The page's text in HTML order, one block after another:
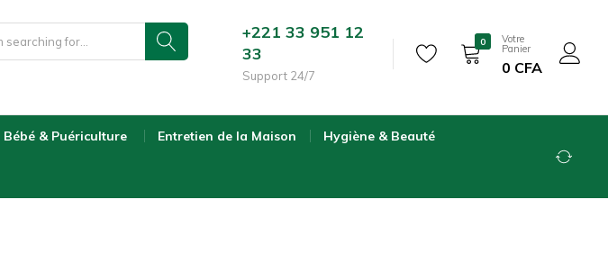
+221 33 951 12
33
Support 24/7
0 Votre
Panier
0 CFA
Bébé & Puériculture Entretien de la Maison Hygiène & Beauté